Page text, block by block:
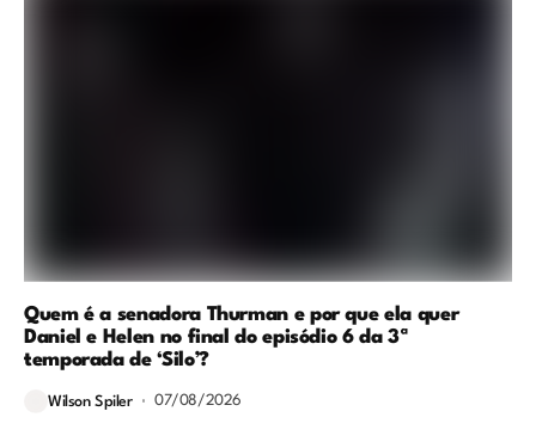
Quem é a senadora Thurman e por que ela quer
Daniel e Helen no final do episódio 6 da 3ª
temporada de ‘Silo’?
Wilson Spiler 07/08/2026